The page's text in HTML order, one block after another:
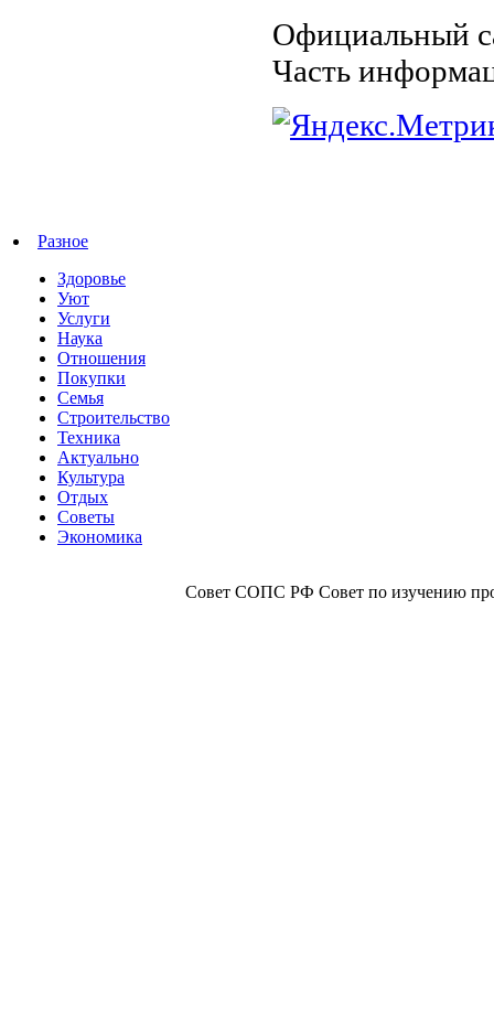
Официальный
Часть
Разное
Здоровье
Уют
Услуги
Наука
Отношения
Покупки
Семья
Строительство
Техника
Актуально
Культура
Отдых
Советы
Экономика
Совет СОПС РФ Совет по изучению